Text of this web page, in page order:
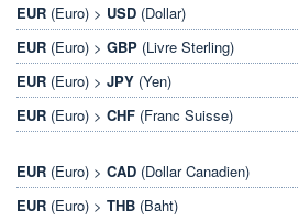
EUR (Euro) > USD (Dollar)
EUR (Euro) > GBP (Livre Sterling)
EUR (Euro) > JPY (Yen)
EUR (Euro) > CHF (Franc Suisse)
EUR (Euro) > CAD (Dollar Canadien)
EUR (Euro) > THB (Baht)